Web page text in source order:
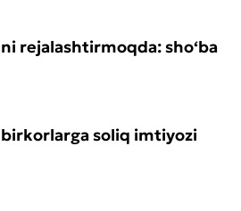
rejalashtirmoqda: sho‘ba
soliq imtiyozi